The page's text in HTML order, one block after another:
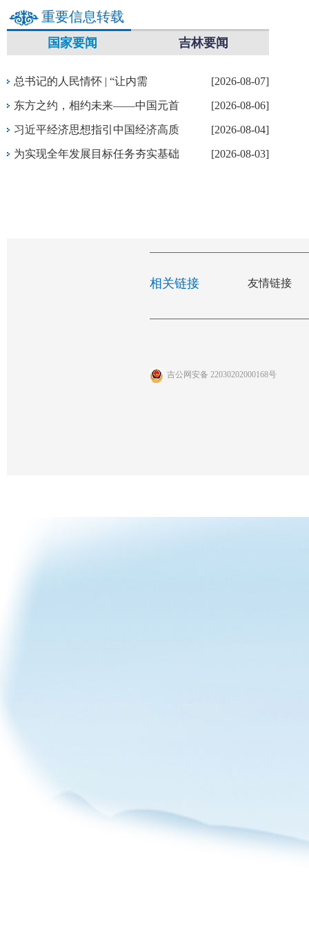
重要信息转载
国家要闻 吉林要闻
总书记的人民情怀 | “让内需 [2026-08-07]
东方之约，相约未来——中国元首 [2026-08-06]
习近平经济思想指引中国经济高质 [2026-08-04]
为实现全年发展目标任务夯实基础 [2026-08-03]
相关链接 友情链接
吉公网安备 22030202000168号